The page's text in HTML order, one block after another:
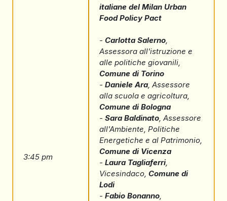
3:45 pm
italiane del Milan Urban
Food Policy Pact
- Carlotta Salerno,
Assessora all'istruzione e
alle politiche giovanili,
Comune di Torino
- Daniele Ara, Assessore
alla scuola e agricoltura,
Comune di Bologna
- Sara Baldinato, Assessore
all'Ambiente, Politiche
Energetiche e al Patrimonio,
Comune di Vicenza
- Laura Tagliaferri,
Vicesindaco, Comune di
Lodi
- Fabio Bonanno,